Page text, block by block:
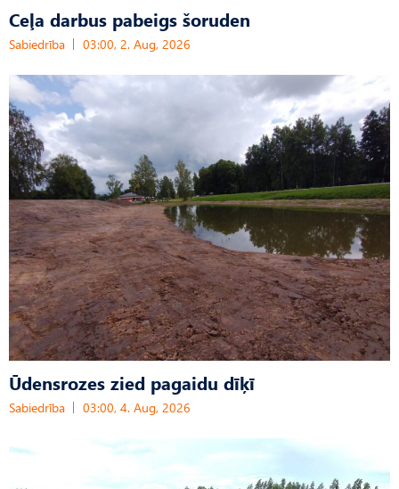
Ceļa darbus pabeigs šoruden
Sabiedrība 03:00, 2. Aug, 2026
Ūdensrozes zied pagaidu dīķī
Sabiedrība 03:00, 4. Aug, 2026